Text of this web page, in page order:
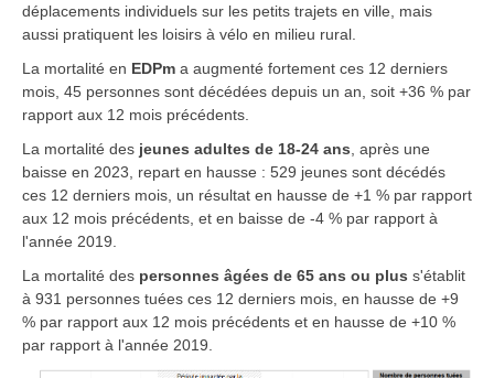
déplacements individuels sur les petits trajets en ville, mais
aussi pratiquent les loisirs à vélo en milieu rural.
La mortalité en EDPm a augmenté fortement ces 12 derniers
mois, 45 personnes sont décédées depuis un an, soit +36 % par
rapport aux 12 mois précédents.
La mortalité des jeunes adultes de 18-24 ans , après une
baisse en 2023, repart en hausse : 529 jeunes sont décédés
ces 12 derniers mois, un résultat en hausse de +1 % par rapport
aux 12 mois précédents, et en baisse de -4 % par rapport à
l'année 2019.
La mortalité des personnes âgées de 65 ans ou plus s'établit
à 931 personnes tuées ces 12 derniers mois, en hausse de +9
% par rapport aux 12 mois précédents et en hausse de +10 %
par rapport à l'année 2019.